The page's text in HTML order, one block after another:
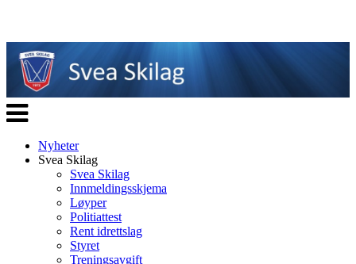
Veksle
navigasjon
Nyheter
Svea Skilag
Svea Skilag
Innmeldingsskjema
Løyper
Politiattest
Rent idrettslag
Styret
Treningsavgift